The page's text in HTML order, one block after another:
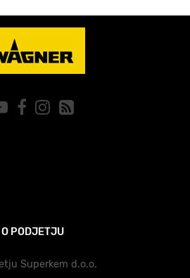
O PODJETJU
Superkem d.o.o.